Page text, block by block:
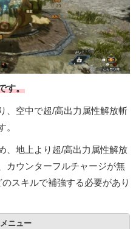
す。
、空中で超/高出力属性解放斬
。
、地上より超/高出力属性解放
カウンターフルチャージが無
のスキルで補強する必要があり
ニュー